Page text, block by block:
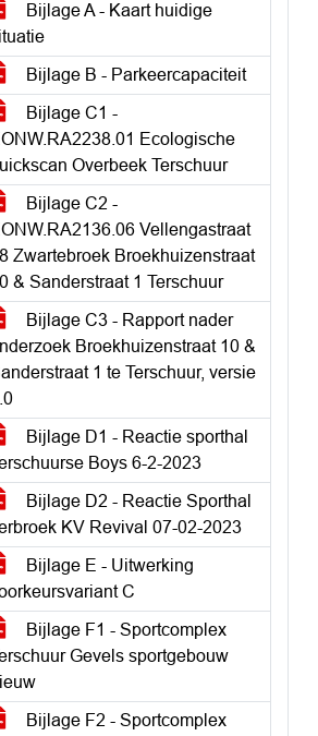
Bijlage A - Kaart huidige
Bijlage B - Parkeercapaciteit
Bijlage C1 -
Ecologische
Overbeek Terschuur
Bijlage C2 -
Vellengastraat
Zwartebroek Broekhuizenstraat
& Sanderstraat 1 Terschuur
Bijlage C3 - Rapport nader
Broekhuizenstraat 10 &
1 te Terschuur, versie
Bijlage D1 - Reactie sporthal
Boys 6-2-2023
Bijlage D2 - Reactie Sporthal
KV Revival 07-02-2023
Bijlage E - Uitwerking
C
Bijlage F1 - Sportcomplex
Gevels sportgebouw
Bijlage F2 - Sportcomplex